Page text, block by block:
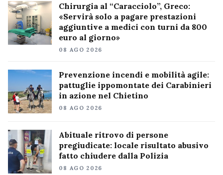
Chirurgia al “Caracciolo”, Greco:
«Servirà solo a pagare prestazioni
aggiuntive a medici con turni da 800
euro al giorno»
08 AGO 2026
Prevenzione incendi e mobilità agile:
pattuglie ippomontate dei Carabinieri
in azione nel Chietino
08 AGO 2026
Abituale ritrovo di persone
pregiudicate: locale risultato abusivo
fatto chiudere dalla Polizia
08 AGO 2026